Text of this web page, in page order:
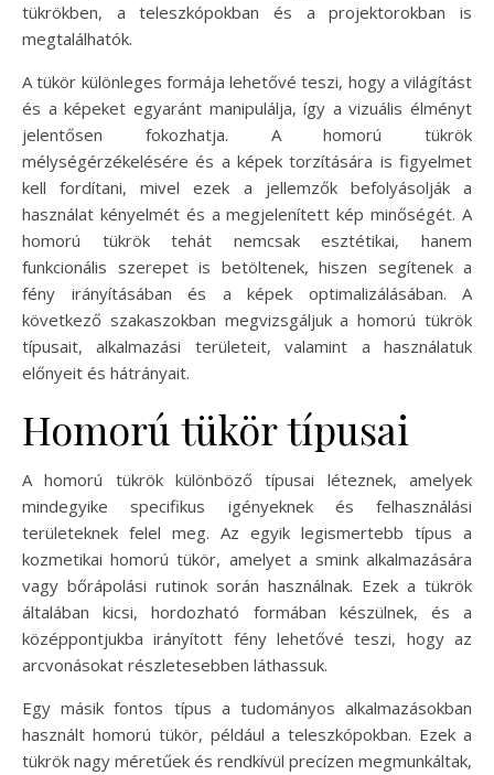
tükrökben, a teleszkópokban és a projektorokban is
megtalálhatók.
A tükör különleges formája lehetővé teszi, hogy a világítást
és a képeket egyaránt manipulálja, így a vizuális élményt
jelentősen fokozhatja. A homorú tükrök
mélységérzékelésére és a képek torzítására is figyelmet
kell fordítani, mivel ezek a jellemzők befolyásolják a
használat kényelmét és a megjelenített kép minőségét. A
homorú tükrök tehát nemcsak esztétikai, hanem
funkcionális szerepet is betöltenek, hiszen segítenek a
fény irányításában és a képek optimalizálásában. A
következő szakaszokban megvizsgáljuk a homorú tükrök
típusait, alkalmazási területeit, valamint a használatuk
előnyeit és hátrányait.
Homorú tükör típusai
A homorú tükrök különböző típusai léteznek, amelyek
mindegyike specifikus igényeknek és felhasználási
területeknek felel meg. Az egyik legismertebb típus a
kozmetikai homorú tükör, amelyet a smink alkalmazására
vagy bőrápolási rutinok során használnak. Ezek a tükrök
általában kicsi, hordozható formában készülnek, és a
középpontjukba irányított fény lehetővé teszi, hogy az
arcvonásokat részletesebben láthassuk.
Egy másik fontos típus a tudományos alkalmazásokban
használt homorú tükör, például a teleszkópokban. Ezek a
tükrök nagy méretűek és rendkívül precízen megmunkáltak,